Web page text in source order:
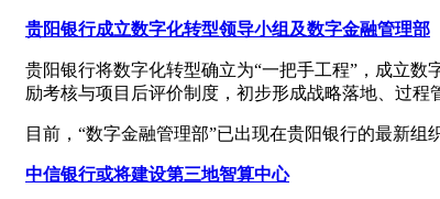
贵阳银行成立数字化转型领导小组及数字金融管理部
贵阳银行将数字化转型确立为“一把手工程”，成立
励考核与项目后评价制度，初步形成战略落地、过程
目前，“数字金融管理部”已出现在贵阳银行的最新组
中信银行或将建设第三地智算中心